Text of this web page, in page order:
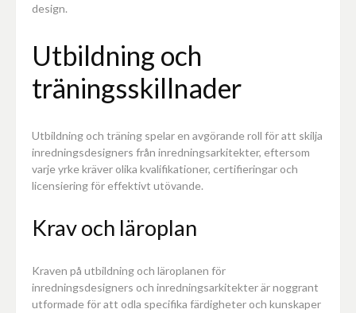
design.
Utbildning och
träningsskillnader
Utbildning och träning spelar en avgörande roll för att skilja
inredningsdesigners från inredningsarkitekter, eftersom
varje yrke kräver olika kvalifikationer, certifieringar och
licensiering för effektivt utövande.
Krav och läroplan
Kraven på utbildning och läroplanen för
inredningsdesigners och inredningsarkitekter är noggrant
utformade för att odla specifika färdigheter och kunskaper